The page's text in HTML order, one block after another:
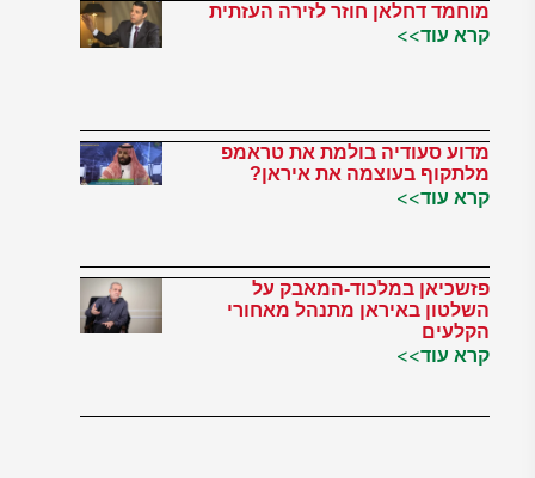
מוחמד דחלאן חוזר לזירה העזתית
קרא עוד>>
מדוע סעודיה בולמת את טראמפ
מלתקוף בעוצמה את איראן?
קרא עוד>>
פזשכיאן במלכוד-המאבק על
השלטון באיראן מתנהל מאחורי
הקלעים
קרא עוד>>